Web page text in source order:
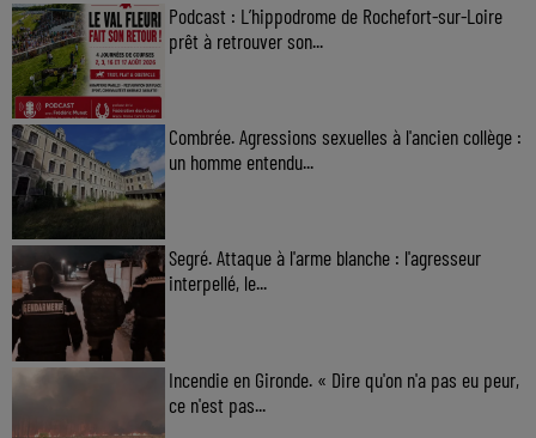
Podcast : L’hippodrome de Rochefort-sur-Loire
prêt à retrouver son...
Combrée. Agressions sexuelles à l'ancien collège :
un homme entendu...
Segré. Attaque à l'arme blanche : l'agresseur
interpellé, le...
Incendie en Gironde. « Dire qu'on n'a pas eu peur,
ce n'est pas...